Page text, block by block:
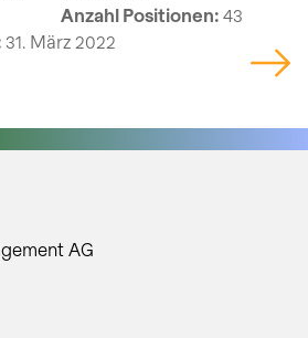
Anzahl Positionen: 43
31. März 2022
AG